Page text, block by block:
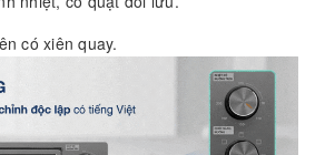
có xiên quay.